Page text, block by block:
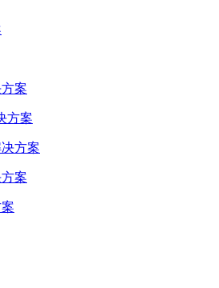
案
方案
方案
案